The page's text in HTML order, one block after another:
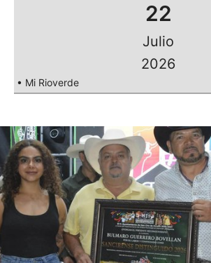
22
Julio
2026
• Mi Rioverde